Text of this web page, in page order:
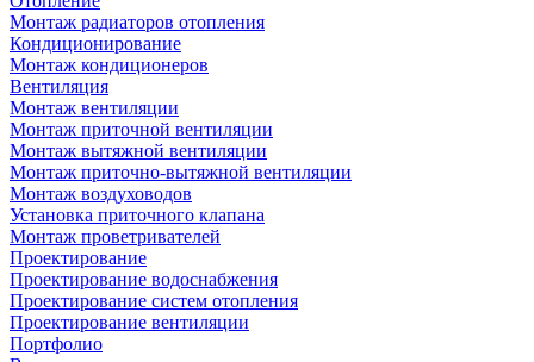
Монтаж радиаторов отопления
Кондиционирование
Монтаж кондиционеров
Вентиляция
Монтаж вентиляции
Монтаж приточной вентиляции
Монтаж вытяжной вентиляции
Монтаж приточно-вытяжной вентиляции
Монтаж воздуховодов
Установка приточного клапана
Монтаж проветривателей
Проектирование
Проектирование водоснабжения
Проектирование систем отопления
Проектирование вентиляции
Портфолио